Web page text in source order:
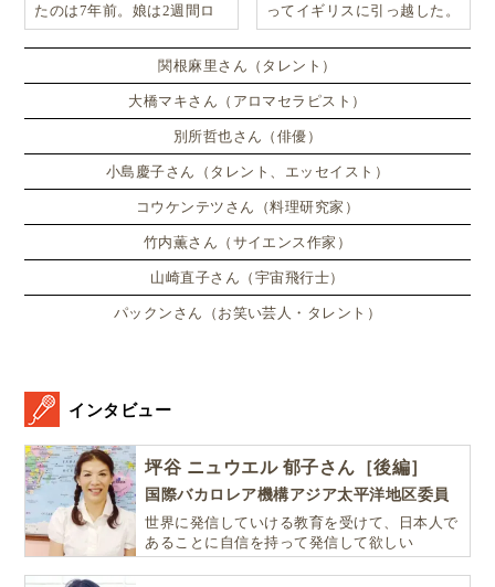
たのは7年前。娘は2週間ロ
ンドンのサマースクールに通
い、英語劇に挑戦したり、
ってイギリスに引っ越した。
関根麻里さん（タレント）
大橋マキさん（アロマセラピスト）
別所哲也さん（俳優）
小島慶子さん（タレント、エッセイスト）
コウケンテツさん（料理研究家）
竹内薫さん（サイエンス作家）
山崎直子さん（宇宙飛行士）
パックンさん（お笑い芸人・タレント）
インタビュー
坪谷 ニュウエル 郁子さん［後編］
国際バカロレア機構アジア太平洋地区委員
世界に発信していける教育を受けて、日本人で
あることに自信を持って発信して欲しい